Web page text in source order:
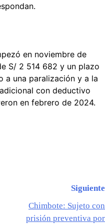
en noviembre de
S/ 2 514 682 y un plazo
a una paralización y a la
con deductivo
en febrero de 2024.
Siguiente
Chimbote: Sujeto con
prisión preventiva por